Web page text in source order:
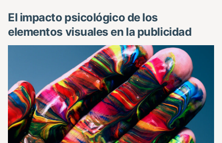
El impacto psicológico de los
elementos visuales en la publicidad